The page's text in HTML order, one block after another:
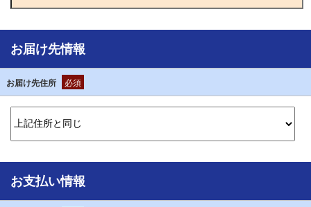
お届け先情報
お届け先住所 必須
お支払い情報